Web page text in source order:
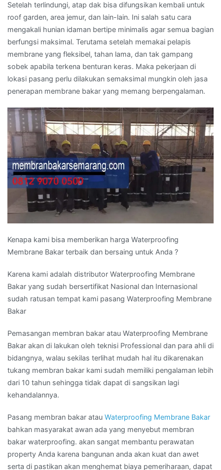
Setelah terlindungi, atap dak bisa difungsikan kembali untuk
roof garden, area jemur, dan lain-lain. Ini salah satu cara
mengakali hunian idaman bertipe minimalis agar semua bagian
berfungsi maksimal. Terutama setelah memakai pelapis
membrane yang fleksibel, tahan lama, dan tak gampang
sobek apabila terkena benturan keras. Maka pekerjaan di
lokasi pasang perlu dilakukan semaksimal mungkin oleh jasa
penerapan membrane bakar yang memang berpengalaman.
Kenapa kami bisa memberikan harga Waterproofing
Membrane Bakar terbaik dan bersaing untuk Anda ?
Karena kami adalah distributor Waterproofing Membrane
Bakar yang sudah bersertifikat Nasional dan Internasional
sudah ratusan tempat kami pasang Waterproofing Membrane
Bakar
Pemasangan membran bakar atau Waterproofing Membrane
Bakar akan di lakukan oleh teknisi Professional dan para ahli di
bidangnya, walau sekilas terlihat mudah hal itu dikarenakan
tukang membran bakar kami sudah memiliki pengalaman lebih
dari 10 tahun sehingga tidak dapat di sangsikan lagi
kehandalannya.
Pasang membran bakar atau Waterproofing Membrane Bakar
bahkan masyarakat awan ada yang menyebut membran
bakar waterproofing. akan sangat membantu perawatan
property Anda karena bangunan anda akan kuat dan awet
serta di pastikan akan menghemat biaya pemeriharaan, dapat